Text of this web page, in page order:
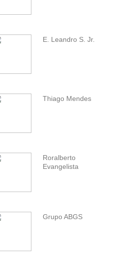
E. Leandro S. Jr.
Thiago Mendes
Roralberto
Evangelista
Grupo ABGS